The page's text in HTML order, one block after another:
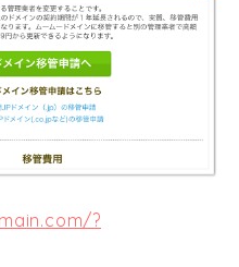
?